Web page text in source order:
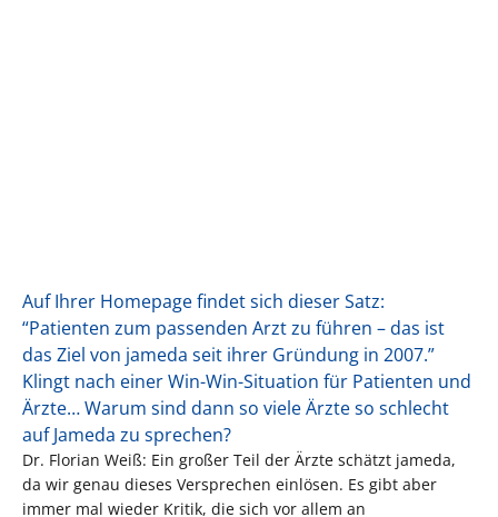
Auf Ihrer Homepage findet sich dieser Satz:
“Patienten zum passenden Arzt zu führen – das ist
das Ziel von jameda seit ihrer Gründung in 2007.”
Klingt nach einer Win-Win-Situation für Patienten und
Ärzte… Warum sind dann so viele Ärzte so schlecht
auf Jameda zu sprechen?
Dr. Florian Weiß: Ein großer Teil der Ärzte schätzt jameda,
da wir genau dieses Versprechen einlösen. Es gibt aber
immer mal wieder Kritik, die sich vor allem an